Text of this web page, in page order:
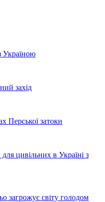
захід
Перської затоки
цивільних в Україні з
загрожує світу голодом